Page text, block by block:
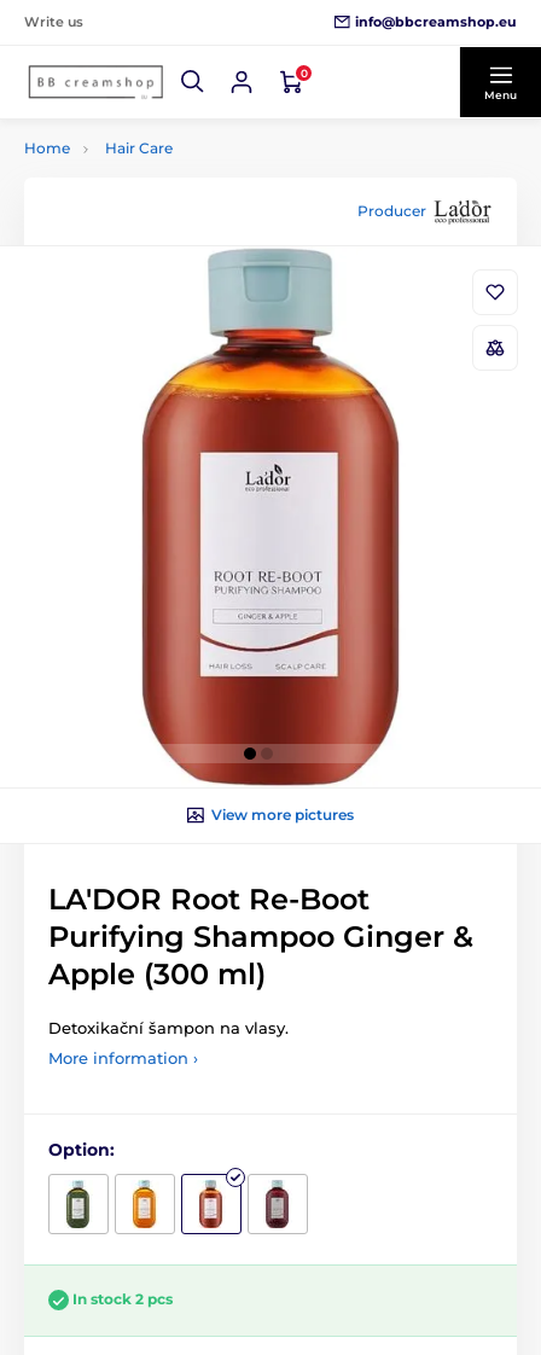
Write us info@bbcreamshop.eu
0
Menu
Home Hair Care
Producer
View more pictures
LA'DOR Root Re-Boot
Purifying Shampoo Ginger &
Apple (300 ml)
Detoxikační šampon na vlasy.
More information ›
Option:
In stock 2 pcs